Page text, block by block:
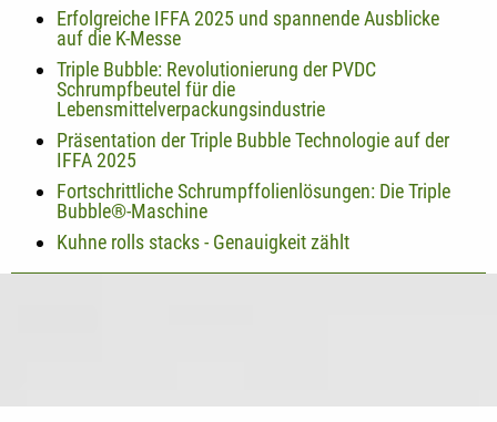
Erfolgreiche IFFA 2025 und spannende Ausblicke
auf die K-Messe
Triple Bubble: Revolutionierung der PVDC
Schrumpfbeutel für die
Lebensmittelverpackungsindustrie
Präsentation der Triple Bubble Technologie auf der
IFFA 2025
Fortschrittliche Schrumpffolienlösungen: Die Triple
Bubble®-Maschine
Kuhne rolls stacks - Genauigkeit zählt